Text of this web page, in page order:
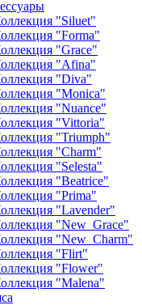
"Siluet"
"Forma"
"Grace"
"Afina"
"Diva"
"Monica"
"Nuance"
"Vittoria"
"Triumph"
"Charm"
"Selesta"
"Beatrice"
"Prima"
"Lavender"
"New_Grace"
"New_Charm"
"Flirt"
"Flower"
"Malena"